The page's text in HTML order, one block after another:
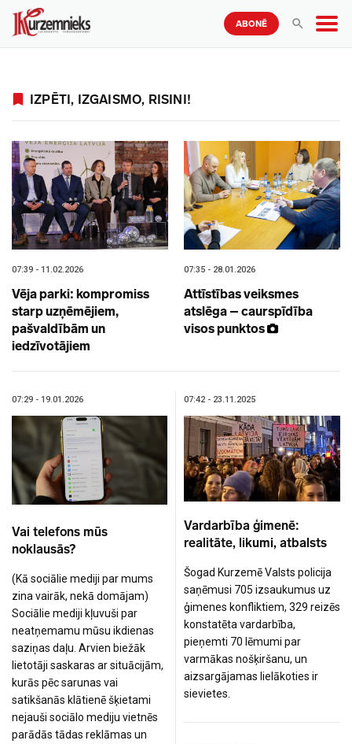
ABONĒ
IZPĒTI, IZGAISMO, RISINI!
07:39 - 11.02.2026
Vēja parki: kompromiss
starp uzņēmējiem,
pašvaldībām un
iedzīvotājiem
07:35 - 28.01.2026
Attīstības veiksmes
atslēga – caurspīdība
visos punktos
07:29 - 19.01.2026
Vai telefons mūs
noklausās?
(Kā sociālie mediji par mums
zina vairāk, nekā domājam)
Sociālie mediji kļuvuši par
neatņemamu mūsu ikdienas
saziņas daļu. Arvien biežāk
lietotāji saskaras ar situācijām,
kurās pēc sarunas vai
satikšanās klātienē šķietami
nejauši sociālo mediju vietnēs
parādās tādas reklāmas un
07:42 - 23.11.2025
Vardarbība ģimenē:
realitāte, likumi, atbalsts
Šogad Kurzemē Valsts policija
saņēmusi 705 izsaukumus uz
ģimenes konfliktiem, 329 reizēs
konstatēta vardarbība,
pieņemti 70 lēmumi par
varmākas nošķiršanu, un
aizsargājamas lielākoties ir
sievietes.